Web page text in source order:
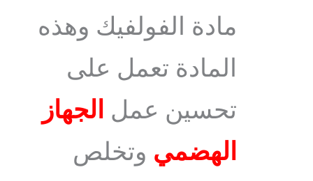
مادة الفولفيك وهذه
المادة تعمل على
تحسين عمل الجهاز
الهضمي وتخلص